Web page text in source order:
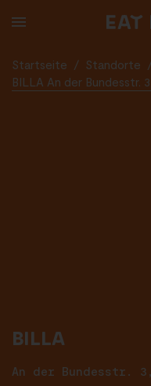
TO
Startseite / Standorte
BILLA An der Bundesstr.
BILLA
An der Bundesstr.